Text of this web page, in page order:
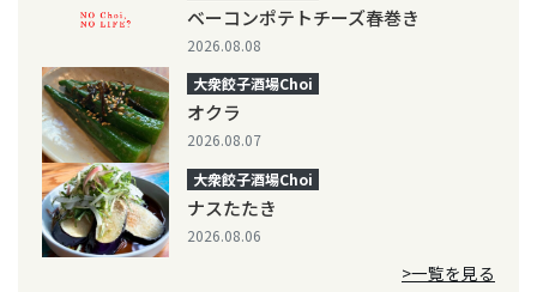
ベーコンポテトチーズ春巻き
2026.08.08
大衆餃子酒場Choi
オクラ
2026.08.07
大衆餃子酒場Choi
ナスたたき
2026.08.06
>一覧を見る